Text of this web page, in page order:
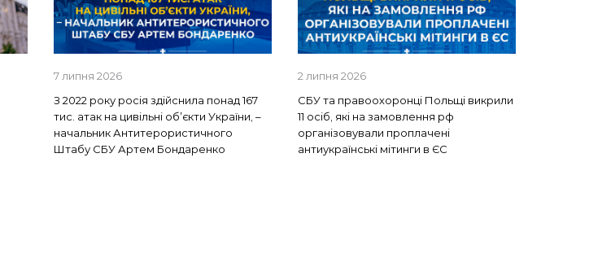
7 липня 2026
З 2022 року росія здійснила понад 167
тис. атак на цивільні об’єкти України, –
начальник Антитерористичного
Штабу СБУ Артем Бондаренко
2 липня 2026
СБУ та правоохоронці Польщі викрили
11 осіб, які на замовлення рф
організовували проплачені
антиукраїнські мітинги в ЄС